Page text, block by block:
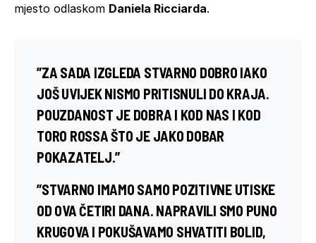
mjesto odlaskom Daniela Ricciarda.
”ZA SADA IZGLEDA STVARNO DOBRO IAKO
JOŠ UVIJEK NISMO PRITISNULI DO KRAJA.
POUZDANOST JE DOBRA I KOD NAS I KOD
TORO ROSSA ŠTO JE JAKO DOBAR
POKAZATELJ.”
”STVARNO IMAMO SAMO POZITIVNE UTISKE
OD OVA ČETIRI DANA. NAPRAVILI SMO PUNO
KRUGOVA I POKUŠAVAMO SHVATITI BOLID,